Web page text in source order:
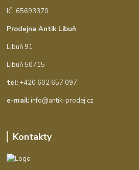
IČ: 65693370
Prodejna Antik Libuň
Libuň 91
Libuň 50715
tel: +420 602 657 097
e-mail:info@antik-prodej.cz
Kontakty